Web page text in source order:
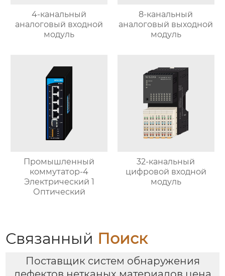
4-канальный
аналоговый входной
модуль
8-канальный
аналоговый выходной
модуль
Промышленный
коммутатор-4
Электрический 1
Оптический
32-канальный
цифровой входной
модуль
Связанный Поиск
Поставщик систем обнаружения